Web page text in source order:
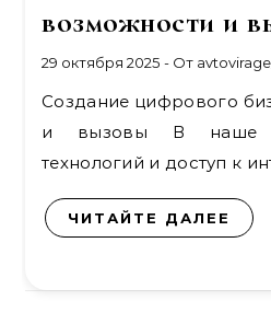
возможности и
29 октября 2025 - От
Создание цифрового бизнеса: возможности
и вызовы В наше
технологий и доступ к
ЧИТАЙТЕ ДАЛЕЕ